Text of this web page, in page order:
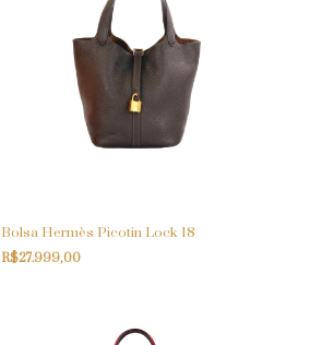
Bolsa Hermès Picotin Lock 18
R$27.999,00